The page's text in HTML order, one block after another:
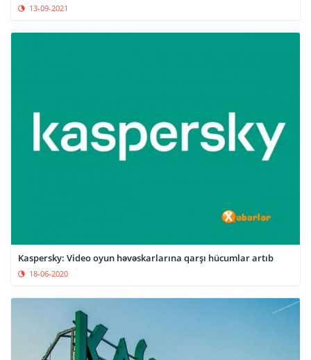
13-09-2021
Kaspersky: Video oyun həvəskarlarına qarşı hücumlar artıb
18-06-2020